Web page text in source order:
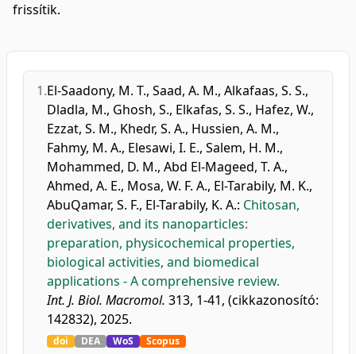
frissítik.
1.El-Saadony, M. T., Saad, A. M., Alkafaas, S. S.,
Dladla, M., Ghosh, S., Elkafas, S. S., Hafez, W.,
Ezzat, S. M., Khedr, S. A., Hussien, A. M.,
Fahmy, M. A., Elesawi, I. E., Salem, H. M.,
Mohammed, D. M., Abd El-Mageed, T. A.,
Ahmed, A. E., Mosa, W. F. A., El-Tarabily, M. K.,
AbuQamar, S. F., El-Tarabily, K. A.: Chitosan,
derivatives, and its nanoparticles:
preparation, physicochemical properties,
biological activities, and biomedical
applications - A comprehensive review.
Int. J. Biol. Macromol. 313, 1-41, (cikkazonosító:
142832), 2025.
doi DEA WoS Scopus